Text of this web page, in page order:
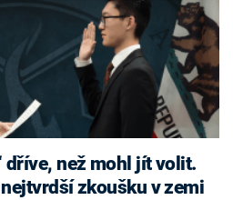
dříve, než mohl jít volit.
zkoušku v zemi